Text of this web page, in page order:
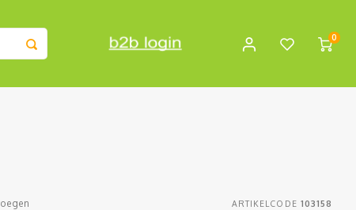
0
ARTIKELCODE 103158